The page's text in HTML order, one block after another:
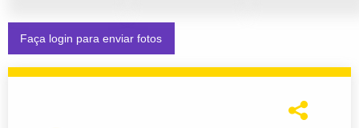
Faça login para enviar fotos